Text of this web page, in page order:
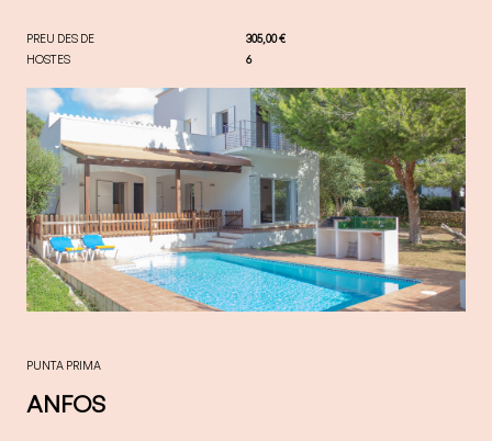
PREU DES DE
305,00 €
HOSTES
6
PUNTA PRIMA
ANFOS